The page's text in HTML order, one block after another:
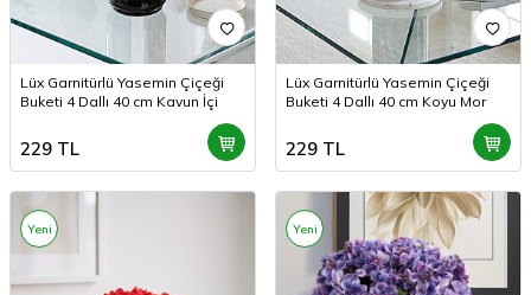
Lüx Garnitürlü Yasemin Çiçeği
Buketi 4 Dallı 40 cm Kavun İçi
229 TL
Lüx Garnitürlü Yasemin Çiçeği
Buketi 4 Dallı 40 cm Koyu Mor
229 TL
Yeni Yeni